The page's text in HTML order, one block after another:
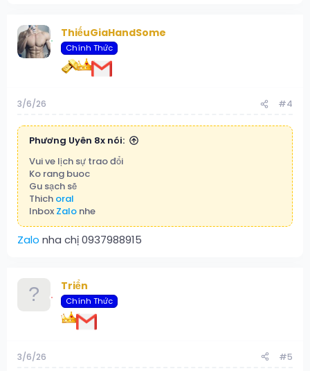
ThiếuGiaHandSome
Chính Thức
3/6/26 #4
Phương Uyên 8x nói:
Vui ve lịch sự trao đổi
Ko rang buoc
Gu sạch sẽ
Thich oral
Inbox Zalo nhe
Zalo nha chị 0937988915
Triển
Chính Thức
3/6/26 #5